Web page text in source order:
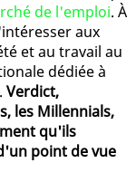
de l'emploi. À
aux
et au travail au
dédiée à
Verdict,
les Millennials,
qu'ils
point de vue